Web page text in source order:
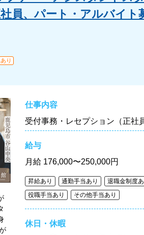
員、パート・アルバイト
り
仕事内容
受付事務・レセプション（正社
給与
月給 176,000〜250,000円
昇給あり 通勤手当あり
退職金制度あ
役職手当あり
その他手当あり
休日・休暇